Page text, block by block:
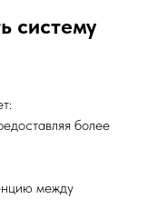
систему
более
между